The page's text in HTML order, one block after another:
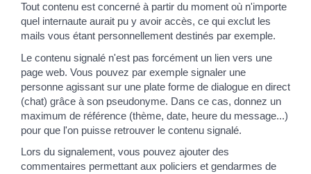
Tout contenu est concerné à partir du moment où n'importe
quel internaute aurait pu y avoir accès, ce qui exclut les
mails vous étant personnellement destinés par exemple.
Le contenu signalé n'est pas forcément un lien vers une
page web. Vous pouvez par exemple signaler une
personne agissant sur une plate forme de dialogue en direct
(chat) grâce à son pseudonyme. Dans ce cas, donnez un
maximum de référence (thème, date, heure du message...)
pour que l'on puisse retrouver le contenu signalé.
Lors du signalement, vous pouvez ajouter des
commentaires permettant aux policiers et gendarmes de